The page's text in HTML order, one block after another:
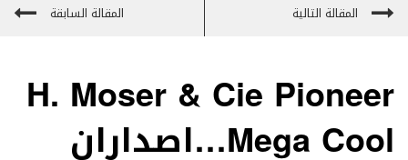
المقالة التالية المقالة السابقة
H. Moser & Cie Pioneer
Mega Cool…اصداران